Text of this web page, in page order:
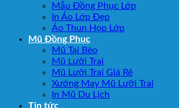
Mẫu Đồng Phục Lớp
In Áo Lớp Đẹp
Áo Thun Họp Lớp
Mũ Đồng Phục
Mũ Tai Bèo
Mũ Lưỡi Trai
Mũ Lưỡi Trai Giá Rẻ
Xưởng May Mũ Lưỡi Trai
In Mũ Du Lịch
Tin tức